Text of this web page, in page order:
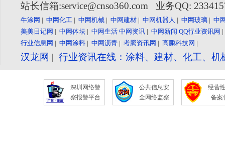
站长信箱:service@cnso360.com 业务QQ:
牛涂网 | 中网化工 | 中网机械 | 中网建材 | 中网机器人 | 中网玻璃 | 中
美美日记网 | 中网体坛 | 中网生活 中网资讯 | 中网新闻 QQ行业资讯网
行业信息网 | 中网涂料 | 中网沥青 | 考腾资讯网 | 高鹏科技网 |
汉龙网 | 行业资讯在线：涂料、建材、化工、
深圳网络警
察报警平台
公共信息安
全网络监察
经营
备案